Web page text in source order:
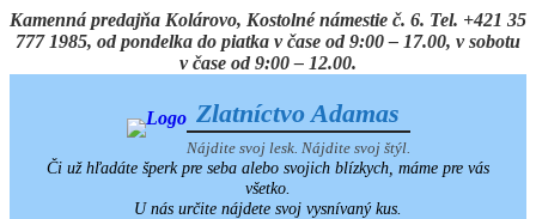
Preskočiť
na
Kamenná predajňa Kolárovo, Kostolné námestie č. 6. Tel. +421 35
777 1985, od pondelka do piatka v čase od 9:00 – 17.00, v sobotu
v čase od 9:00 – 12.00.
Zlatníctvo Adamas
Nájdite svoj lesk. Nájdite svoj štýl.
Či už hľadáte šperk pre seba alebo svojich blízkych, máme pre vás
všetko.
U nás určite nájdete svoj vysnívaný kus.